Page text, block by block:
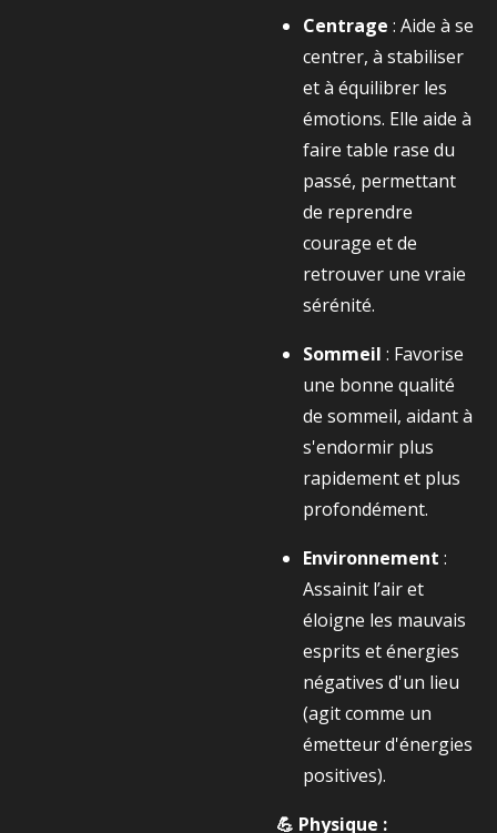
Centrage : Aide à se
centrer, à stabiliser
et à équilibrer les
émotions. Elle aide à
faire table rase du
passé, permettant
de reprendre
courage et de
retrouver une vraie
sérénité.
Sommeil : Favorise
une bonne qualité
de sommeil, aidant à
s'endormir plus
rapidement et plus
profondément.
Environnement :
Assainit l’air et
éloigne les mauvais
esprits et énergies
négatives d'un lieu
(agit comme un
émetteur d'énergies
positives).
💪 Physique :